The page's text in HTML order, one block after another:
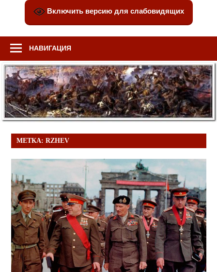
Включить версию для слабовидящих
НАВИГАЦИЯ
МЕТКА: RZHEV